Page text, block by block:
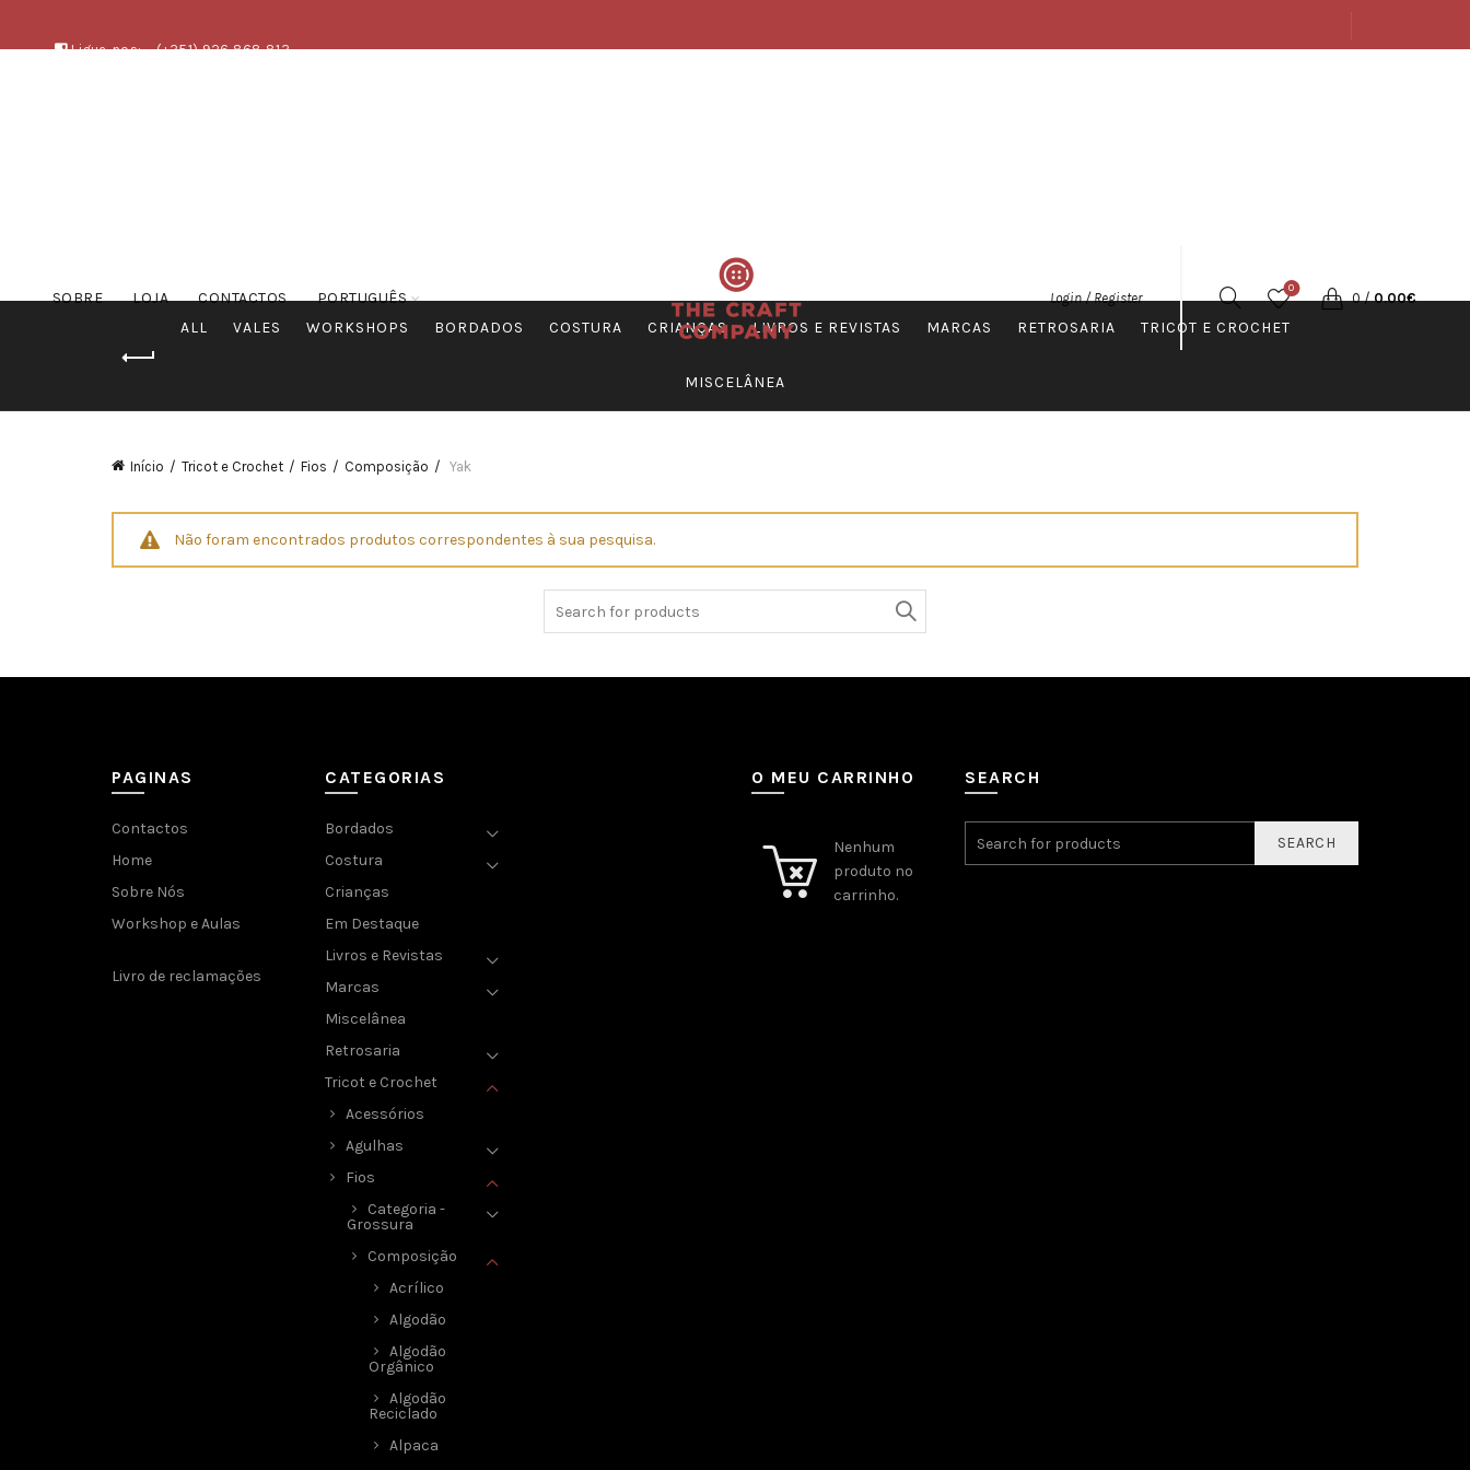
Ligue-nos: (+351) 926 868 813
SOBRE LOJA CONTACTOS PORTUGUÊS Login / Register
0
0 / 0.00€
ALL VALES WORKSHOPS BORDADOS COSTURA CRIANÇAS LIVROS E REVISTAS MARCAS RETROSARIA TRICOT E CROCHET
MISCELÂNEA
Início Tricot e Crochet Fios Composição Yak
Não foram encontrados produtos correspondentes à sua pesquisa.
PAGINAS
Contactos
Home
Sobre Nós
Workshop e Aulas
Livro de reclamações
CATEGORIAS
Bordados
Costura
Crianças
Em Destaque
Livros e Revistas
Marcas
Miscelânea
Retrosaria
Tricot e Crochet
Acessórios
Agulhas
Fios
Categoria -
Grossura
Composição
Acrílico
Algodão
Algodão
Orgânico
Algodão
Reciclado
Alpaca
O MEU CARRINHO
Nenhum
produto no
carrinho.
SEARCH
SEARCH